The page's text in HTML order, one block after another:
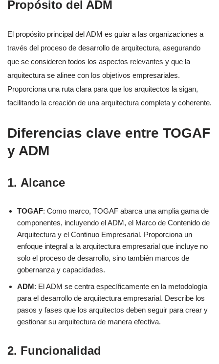
Propósito del ADM
El propósito principal del ADM es guiar a las organizaciones a
través del proceso de desarrollo de arquitectura, asegurando
que se consideren todos los aspectos relevantes y que la
arquitectura se alinee con los objetivos empresariales.
Proporciona una ruta clara para que los arquitectos la sigan,
facilitando la creación de una arquitectura completa y coherente.
Diferencias clave entre TOGAF
y ADM
1. Alcance
TOGAF: Como marco, TOGAF abarca una amplia gama de
componentes, incluyendo el ADM, el Marco de Contenido de
Arquitectura y el Continuo Empresarial. Proporciona un
enfoque integral a la arquitectura empresarial que incluye no
solo el proceso de desarrollo, sino también marcos de
gobernanza y capacidades.
ADM: El ADM se centra específicamente en la metodología
para el desarrollo de arquitectura empresarial. Describe los
pasos y fases que los arquitectos deben seguir para crear y
gestionar su arquitectura de manera efectiva.
2. Funcionalidad